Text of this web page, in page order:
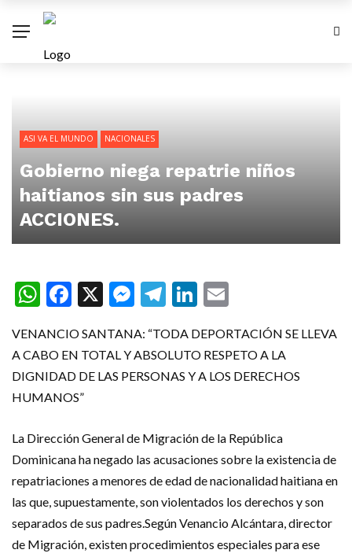
ASI VA EL MUNDO NACIONALES
Gobierno niega repatrie niños
haitianos sin sus padres
ACCIONES.
WhatsApp
Facebook
X Messenger
Telegram
LinkedIn
VENANCIO SANTANA: “TODA DEPORTACIÓN SE LLEVA
A CABO EN TOTAL Y ABSOLUTO RESPETO A LA
DIGNIDAD DE LAS PERSONAS Y A LOS DERECHOS
HUMANOS”
La Dirección General de Migración de la República
Dominicana ha negado las acusaciones sobre la existencia de
repatriaciones a menores de edad de nacionalidad haitiana en
las que, supuestamente, son violentados los derechos y son
separados de sus padres.Según Venancio Alcántara, director
de Migración, existen procedimientos especiales para ese